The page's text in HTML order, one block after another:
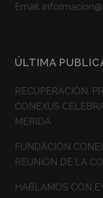
Email:
ÚLTIMA
RECUPERACIÓN,
CONEXUS
MÉRIDA
FUNDACIÓN
REUNIÓN DE LA
HABLAMOS CON